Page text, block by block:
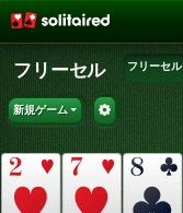
フリーセル フリーセル
新規ゲーム